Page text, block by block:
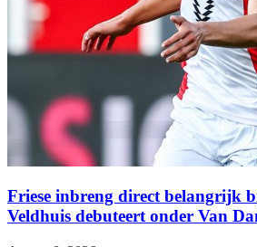
Friese inbreng direct belangrijk
Veldhuis debuteert onder Van